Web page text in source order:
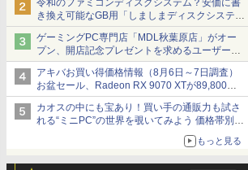
令和のファミコンディスクシステム？安価に書
き換え可能なGB用「しましまディスクシステ
ム」
ゲーミングPC専門店「MDL秋葉原店」がオー
プン、開店記念プレゼントを求めるユーザーが
押し寄せ長蛇の列に
アキバお買い得価格情報（8月6日～7日調査）
お盆セール、Radeon RX 9070 XTが89,800
円、水平周波数24.8kHz対応の17型モニターが
9,801円、暑さ指数連動セール ほか
カオスの中にも宝あり！買い手の通販力も試さ
れる“ミニPC”の世界を覗いてみよう 価格帯別に
仕様や特徴を整理、11製品をピックアップ text
もっと見る